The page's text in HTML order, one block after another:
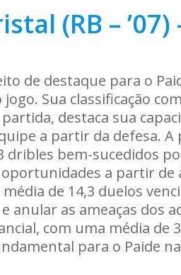
(RB – ’07)
de destaque para o
Sua classificação
destaca sua
a partir da defesa.
dribles bem-sucedidos
a partir
de 14,3 duelos
anular as ameaças dos
com uma média de
para o Paide